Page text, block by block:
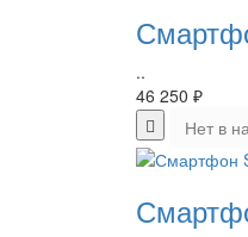
..
46 250 ₽
Нет в